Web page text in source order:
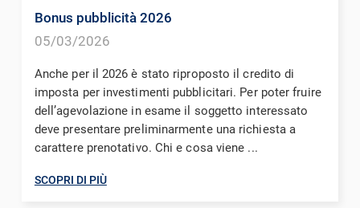
Bonus pubblicità 2026
05/03/2026
Anche per il 2026 è stato riproposto il credito di
imposta per investimenti pubblicitari. Per poter fruire
dell’agevolazione in esame il soggetto interessato
deve presentare preliminarmente una richiesta a
carattere prenotativo. Chi e cosa viene ...
SCOPRI DI PIÙ